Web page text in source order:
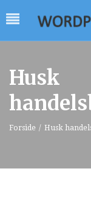
Husk
Forside / Husk